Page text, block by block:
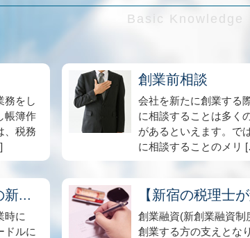
務をし
帳簿作
、税務
創業前相談
会社を新たに創業する
に相談することは多く
があるといえます。で
に相談することのメリ
新...
時に
ドルに
【新宿の税理士
創業融資(新創業融資制
創業する方の支えとな